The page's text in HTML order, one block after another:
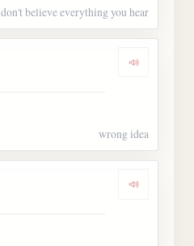
don't believe everything you hear
wrong idea